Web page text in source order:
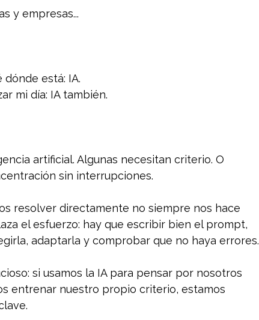
y empresas...
está: IA.
mi día: IA también.
artificial. Algunas necesitan criterio. O
sin interrupciones.
resolver directamente no siempre nos hace
el esfuerzo: hay que escribir bien el prompt,
adaptarla y comprobar que no haya errores.
si usamos la IA para pensar por nosotros
entrenar nuestro propio criterio, estamos